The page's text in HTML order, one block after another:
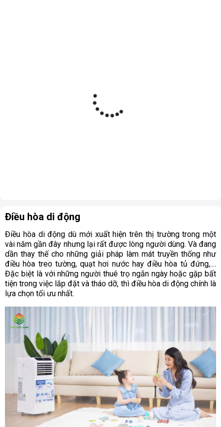
Điều hòa di động
Điều hòa di động dù mới xuất hiện trên thị trường trong một
vài năm gần đây nhưng lại rất được lòng người dùng. Và đang
dần thay thế cho những giải pháp làm mát truyền thống như
điều hòa treo tường, quạt hơi nước hay điều hòa tủ đứng,....
Đặc biệt là với những người thuê trọ ngắn ngày hoặc gặp bất
tiện trong việc lắp đặt và tháo dỡ, thì điều hòa di động chính là
lựa chọn tối ưu nhất.